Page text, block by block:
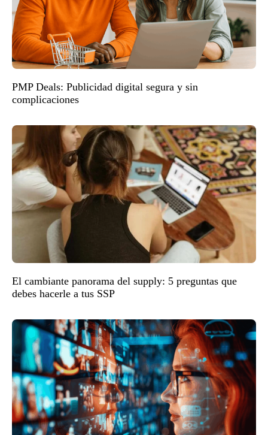
PMP Deals: Publicidad digital segura y sin
complicaciones
El cambiante panorama del supply: 5 preguntas que
debes hacerle a tus SSP